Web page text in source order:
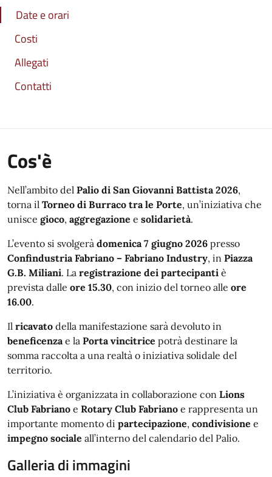
Date e orari
Costi
Allegati
Contatti
Cos'è
Nell’ambito del Palio di San Giovanni Battista 2026,
torna il Torneo di Burraco tra le Porte, un’iniziativa che
unisce gioco, aggregazione e solidarietà.
L’evento si svolgerà domenica 7 giugno 2026 presso
Confindustria Fabriano – Fabriano Industry, in Piazza
G.B. Miliani. La registrazione dei partecipanti è
prevista dalle ore 15.30, con inizio del torneo alle ore
16.00.
Il ricavato della manifestazione sarà devoluto in
beneficenzae la Porta vincitrice potrà destinare la
somma raccolta a una realtà o iniziativa solidale del
territorio.
L’iniziativa è organizzata in collaborazione con Lions
Club Fabriano e Rotary Club Fabriano e rappresenta un
importante momento di partecipazione, condivisione e
impegno sociale all’interno del calendario del Palio.
Galleria di immagini